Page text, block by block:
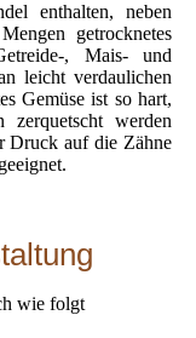
enthalten, neben
getrocknetes
, Mais- und
leicht verdaulichen
Gemüse ist so hart,
zerquetscht werden
Druck auf die Zähne
wie folgt